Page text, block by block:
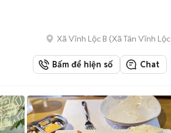
Xã Vĩnh Lộc B (Xã Tân Vĩnh Lộc
Bấm để hiện số Chat